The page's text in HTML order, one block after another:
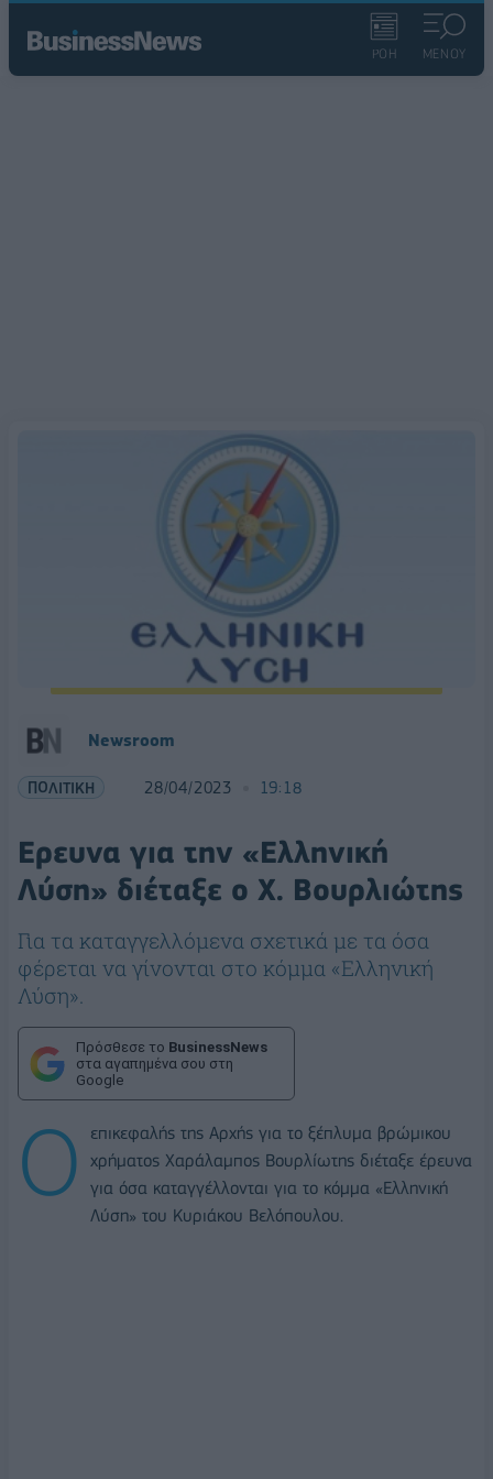
ΡΟΗ ΜΕΝΟΥ
Newsroom
ΠΟΛΙΤΙΚΗ 28/04/2023 19:18
Ερευνα για την «Ελληνική
Λύση» διέταξε ο Χ. Βουρλιώτης
Για τα καταγγελλόμενα σχετικά με τα όσα
φέρεται να γίνονται στο κόμμα «Ελληνική
Λύση».
Πρόσθεσε το BusinessNews
στα αγαπημένα σου στη
Google
Ο
επικεφαλής της Αρχής για το ξέπλυμα βρώμικου
χρήματος Χαράλαμπος Βουρλίωτης διέταξε έρευνα
για όσα καταγγέλλονται για το κόμμα «Ελληνική
Λύση» του Κυριάκου Βελόπουλου.